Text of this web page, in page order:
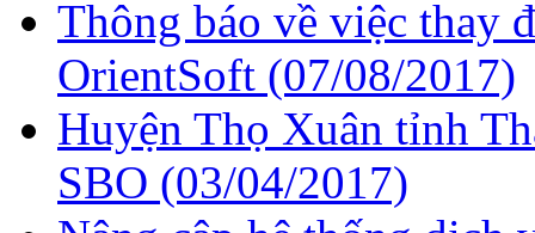
Thông báo về việc thay
OrientSoft (07/08/2017)
Huyện Thọ Xuân tỉnh
SBO (03/04/2017)